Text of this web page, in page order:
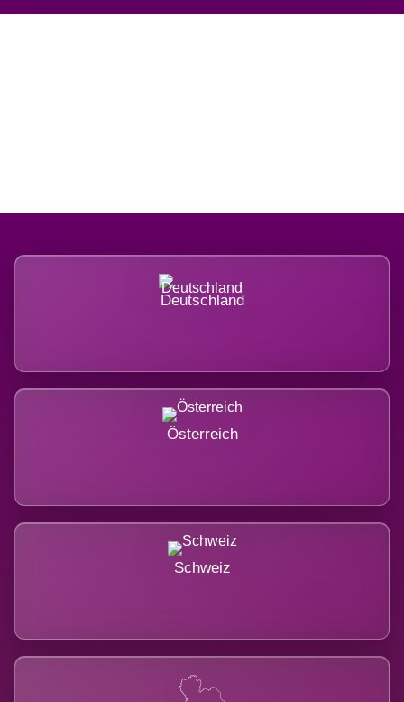
Deutschland
Österreich
Schweiz